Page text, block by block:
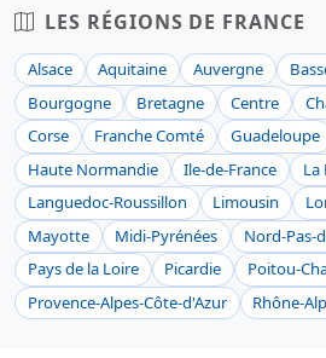
LES RÉGIONS DE FRANCE
Alsace Aquitaine Auvergne
Bourgogne
Bretagne Centre
Corse
Franche Comté Guadeloupe
Haute Normandie
Ile-de-France
La
Languedoc-Roussillon
Limousin
Mayotte
Midi-Pyrénées
Nord-Pas-
Pays de la Loire
Picardie
Poitou-
Provence-Alpes-Côte-d'Azur
Rhône-